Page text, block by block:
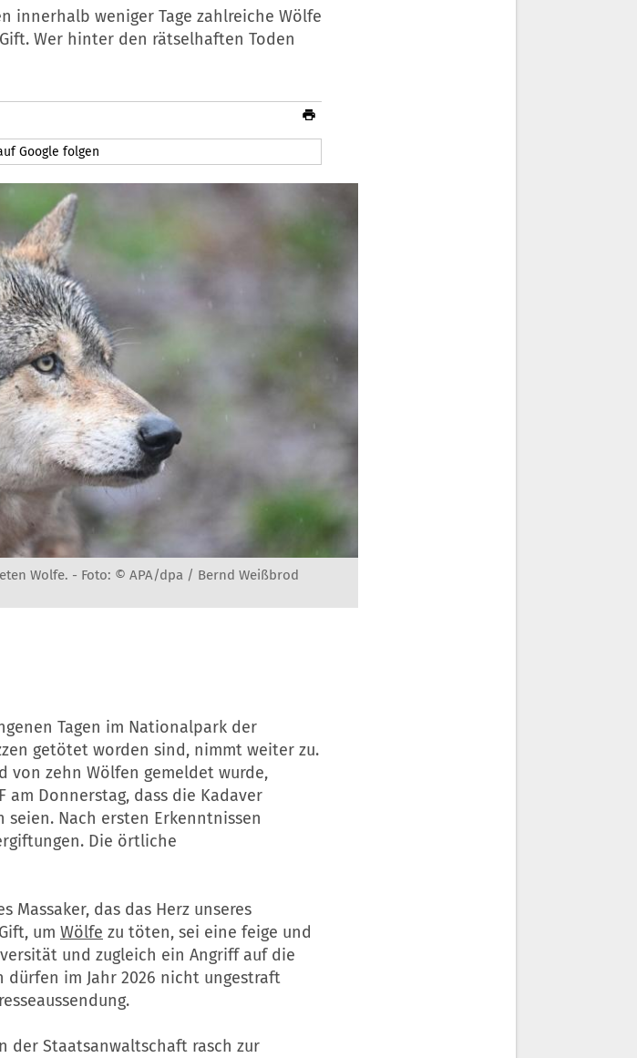
innerhalb weniger Tage zahlreiche Wölfe
Wer hinter den rätselhaften Toden
Google folgen
Wolfe. - Foto: © APA/dpa / Bernd Weißbrod
Tagen im Nationalpark der
getötet worden sind, nimmt weiter zu.
von zehn Wölfen gemeldet wurde,
am Donnerstag, dass die Kadaver
seien. Nach ersten Erkenntnissen
Die örtliche
Massaker, das das Herz unseres
um Wölfe zu töten, sei eine feige und
und zugleich ein Angriff auf die
im Jahr 2026 nicht ungestraft
der Staatsanwaltschaft rasch zur